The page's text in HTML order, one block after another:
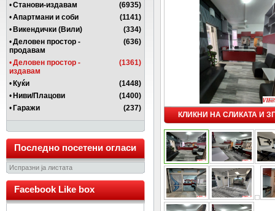
•Станови-издавам
(6935)
•Апартмани и соби
(1141)
• Викендички (Вили)
(334)
•Деловен простор -
продавам
(636)
•Деловен простор -
издавам
(1361)
• Куќи
(1448)
• Ниви/Плацови
(1400)
• Гаражи (237)
Последно посетени огласи
Испразни ја листата
Facebook Like box
КЛИКНИ НА СЛИКАТА И